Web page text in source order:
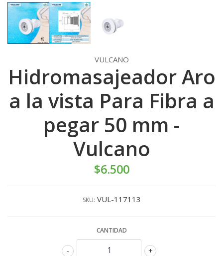
VULCANO
Hidromasajeador Aro
a la vista Para Fibra a
pegar 50 mm -
Vulcano
$6.500
SKU: VUL-117113
CANTIDAD
+
-